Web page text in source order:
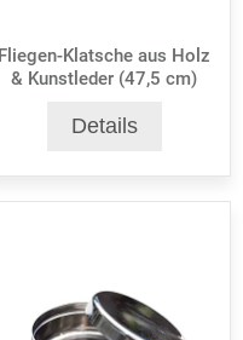
Fliegen-Klatsche aus Holz
& Kunstleder (47,5 cm)
Details